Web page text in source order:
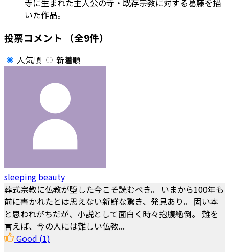
寺に生まれた主人公の寺・既存宗教に対する葛藤を描
いた作品。
投票コメント （全9件）
人気順 新着順
sleeping beauty
葬式宗教に仏教が堕した今こそ読むべき。 いまから100年も
前に書かれたとは思えない新鮮な驚き、発見あり。 固い本
と思われがちだが、小説として面白く時々抱腹絶倒。 難を
言えば、今の人には難しい仏教...
Good (1)